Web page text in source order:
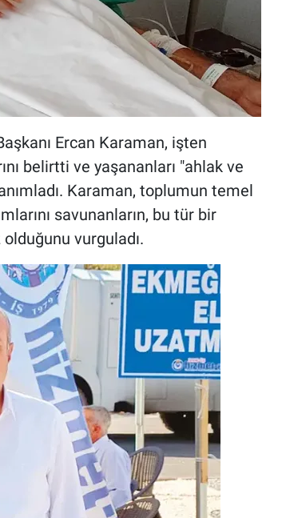
Ercan Karaman, işten
belirtti ve yaşananları "ahlak ve
Karaman, toplumun temel
savunanların, bu tür bir
vurguladı.